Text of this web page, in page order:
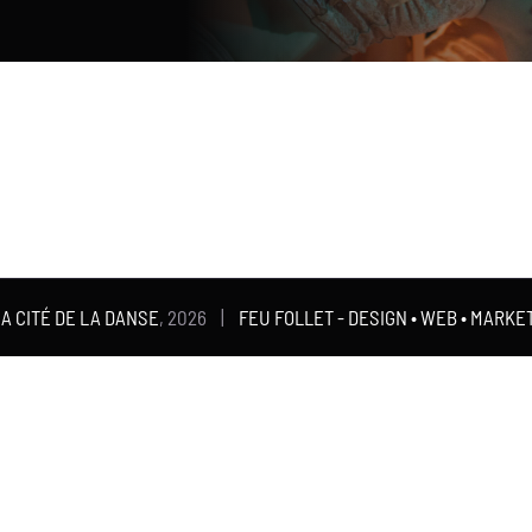
CITÉ DE LA DANSE, 2026 | FEU FOLLET - DESIGN • WEB •